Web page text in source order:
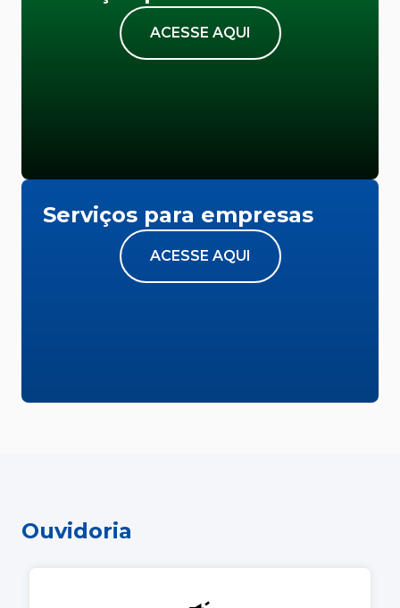
ACESSE AQUI
Serviços para empresas
ACESSE AQUI
Ouvidoria